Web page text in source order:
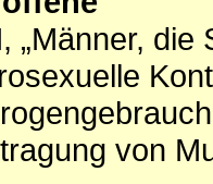
„Männer, die
von